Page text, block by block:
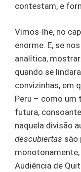
contestam, e
Vimos-lhe, no
enorme. E, se
analítica,
quando se
convizinhas, em
Peru – como um
futura,
naquela divisão
descubiertas são
Audiência de